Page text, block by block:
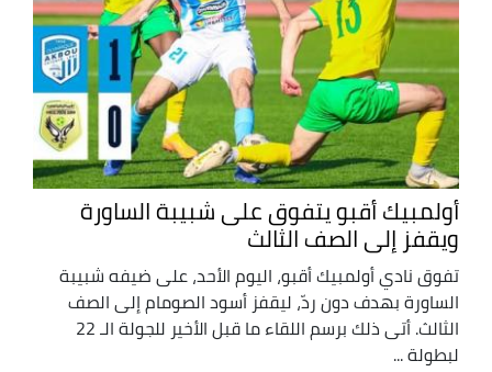
أولمبيك أقبو يتفوق على شبيبة الساورة
ويقفز إلى الصف الثالث
تفوق نادي أولمبيك أقبو، اليوم الأحد، على ضيفه شبيبة
الساورة بهدف دون ردّ، ليقفز أسود الصومام إلى الصف
الثالث. أتى ذلك برسم اللقاء ما قبل الأخير للجولة الـ 22
لبطولة ...